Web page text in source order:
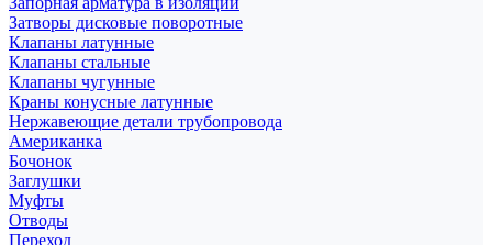
Затворы дисковые поворотные
Клапаны латунные
Клапаны стальные
Клапаны чугунные
Краны конусные латунные
Нержавеющие детали трубопровода
Американка
Бочонок
Заглушки
Муфты
Отводы
Переход